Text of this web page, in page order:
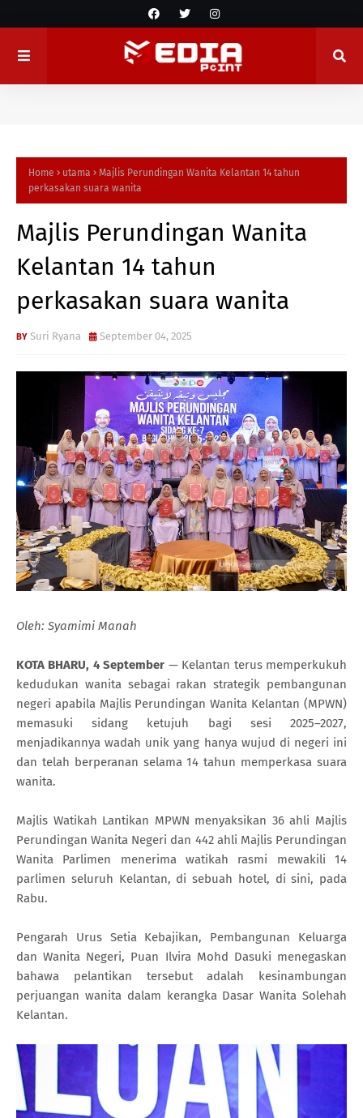
Home utama
Majlis Perundingan Wanita Kelantan 14 tahun
perkasakan suara wanita
Majlis Perundingan Wanita
Kelantan 14 tahun
perkasakan suara wanita
Suri Ryana September 04, 2025
Oleh: Syamimi Manah
KOTA BHARU, 4 September — Kelantan terus memperkukuh
kedudukan wanita sebagai rakan strategik pembangunan
negeri apabila Majlis Perundingan Wanita Kelantan (MPWN)
memasuki sidang ketujuh bagi sesi 2025–2027,
menjadikannya wadah unik yang hanya wujud di negeri ini
dan telah berperanan selama 14 tahun memperkasa suara
wanita.
Majlis Watikah Lantikan MPWN menyaksikan 36 ahli Majlis
Perundingan Wanita Negeri dan 442 ahli Majlis Perundingan
Wanita Parlimen menerima watikah rasmi mewakili 14
parlimen seluruh Kelantan, di sebuah hotel, di sini, pada
Rabu.
Pengarah Urus Setia Kebajikan, Pembangunan Keluarga
dan Wanita Negeri, Puan Ilvira Mohd Dasuki menegaskan
bahawa pelantikan tersebut adalah kesinambungan
perjuangan wanita dalam kerangka Dasar Wanita Solehah
Kelantan.